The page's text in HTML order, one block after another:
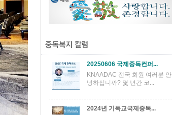
20250606 국제중독컨퍼...
KNAADAC 전국 회원 여러분 안
녕하십니까? 몇 년간 코...
2024년 기독교국제중독...